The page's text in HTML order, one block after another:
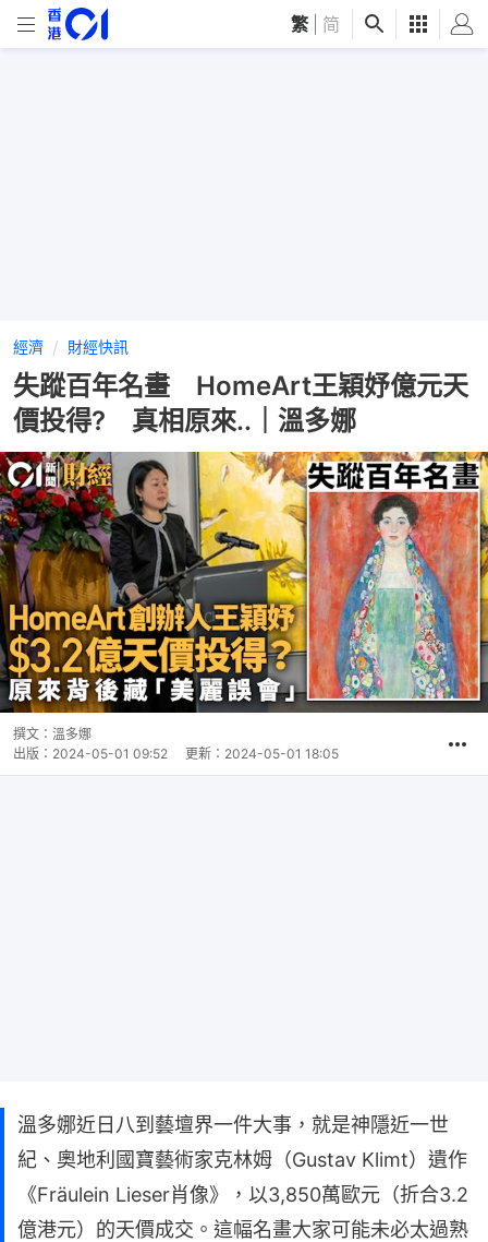
繁 简
經濟 財經快訊
失蹤百年名畫 HomeArt王穎妤億元天
價投得? 真相原來..｜溫多娜
撰文： 溫多娜
出版： 2024-05-01 09:52 更新： 2024-05-01 18:05
溫多娜近日八到藝壇界一件大事，就是神隱近一世
紀、奧地利國寶藝術家克林姆（Gustav Klimt）遺作
《Fräulein Lieser肖像》，以3,850萬歐元（折合3.2
億港元）的天價成交。這幅名畫大家可能未必太過熟